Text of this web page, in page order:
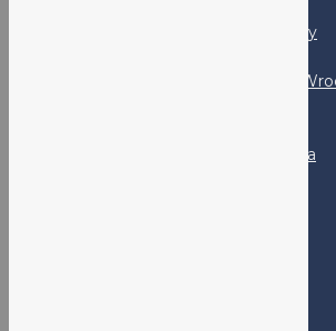
LO nr V - Prezentacja szkoły
Rekrutacja do LO nr V we
Klub Absolwenta